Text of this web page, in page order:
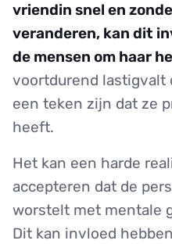
vriendin snel en
veranderen, kan dit
de mensen om haar
voortdurend lastigvalt
een teken zijn dat ze
heeft.
Het kan een harde
accepteren dat de
worstelt met mentale
Dit kan invloed